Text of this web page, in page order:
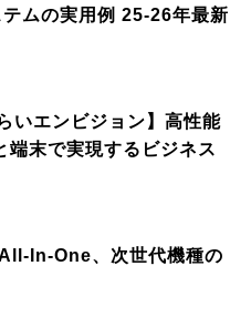
ムの実用例 25-26年最新
いエンビジョン】高性能
端末で実現するビジネス
In-One、次世代機種の